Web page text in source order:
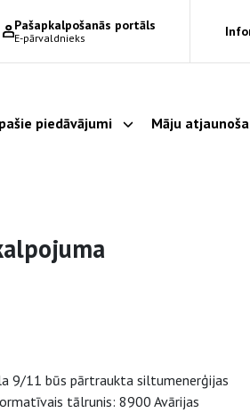
Pašapkalpošanās portāls
E-pārvaldnieks
apakšizvēlni
piedāvājumi Parādīt apakšizvēlni
Māju
9/11 būs pārtraukta siltumenerģijas
tālrunis: 8900 Avārijas